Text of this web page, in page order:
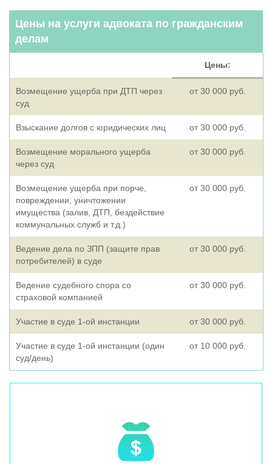
Цены на услуги адвоката по гражданским
делам
Цены:
Возмещение ущерба при ДТП через
суд
от 30 000 руб.
Взыскание долгов с юридических лиц от 30 000 руб.
Возмещение морального ущерба
через суд
от 30 000 руб.
Возмещение ущерба при порче,
повреждении, уничтожении
имущества (залив, ДТП, бездействие
коммунальных служб и т.д.)
от 30 000 руб.
Ведение дела по ЗПП (защите прав
потребителей) в суде
от 30 000 руб.
Ведение судебного спора со
страховой компанией
от 30 000 руб.
Участие в суде 1-ой инстанции от 30 000 руб.
Участие в суде 1-ой инстанции (один
суд/день)
от 10 000 руб.